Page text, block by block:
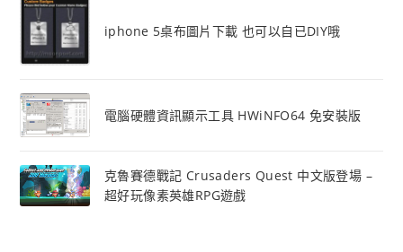
iphone 5桌布圖片下載 也可以自已DIY哦
電腦硬體資訊顯示工具 HWiNFO64 免安裝版
克魯賽德戰記 Crusaders Quest 中文版登場 –
超好玩像素英雄RPG遊戲